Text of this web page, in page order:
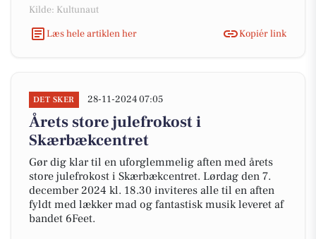
Kilde: Kultunaut
Læs hele artiklen her
Kopiér link
DET SKER 28-11-2024 07:05
Årets store julefrokost i
Skærbækcentret
Gør dig klar til en uforglemmelig aften med årets
store julefrokost i Skærbækcentret. Lørdag den 7.
december 2024 kl. 18.30 inviteres alle til en aften
fyldt med lækker mad og fantastisk musik leveret af
bandet 6Feet.